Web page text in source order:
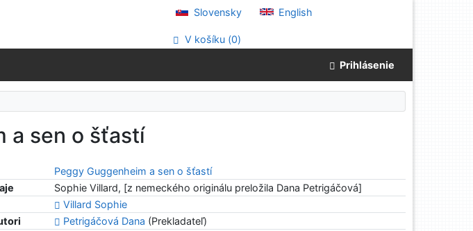
Slovensky English
V košíku (0)
Prihlásenie
a sen o šťastí
Peggy Guggenheim a sen o šťastí
Sophie Villard, [z nemeckého originálu preložila Dana Petrigáčová]
Villard Sophie
Petrigáčová Dana (Prekladateľ)